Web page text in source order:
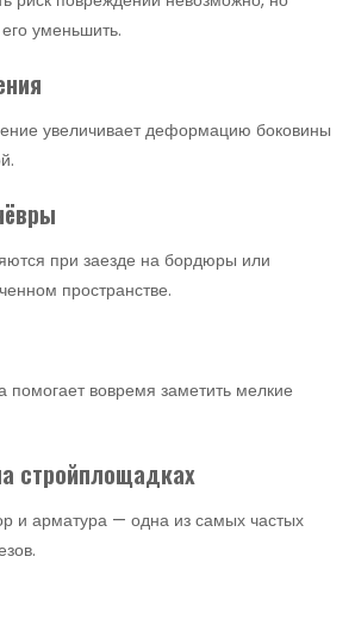
уменьшить.
увеличивает деформацию боковины
при заезде на бордюры или
пространстве.
помогает вовремя заметить мелкие
стройплощадках
и арматура — одна из самых частых